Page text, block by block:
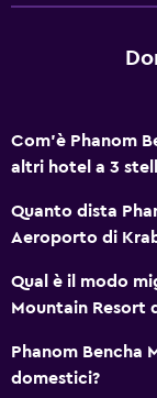
Com'è Phanom
altri hotel a 3
Quanto dista
Aeroporto di
Qual è il modo
Mountain Resort
Phanom Bencha
domestici?